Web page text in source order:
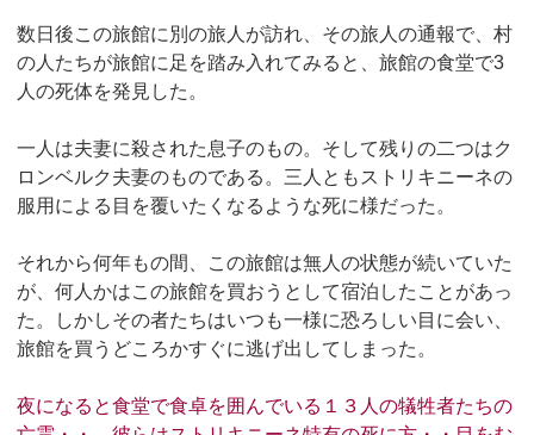
数日後この旅館に別の旅人が訪れ、その旅人の通報で、村
の人たちが旅館に足を踏み入れてみると、旅館の食堂で3
人の死体を発見した。
一人は夫妻に殺された息子のもの。そして残りの二つはク
ロンベルク夫妻のものである。三人ともストリキニーネの
服用による目を覆いたくなるような死に様だった。
それから何年もの間、この旅館は無人の状態が続いていた
が、何人かはこの旅館を買おうとして宿泊したことがあっ
た。しかしその者たちはいつも一様に恐ろしい目に会い、
旅館を買うどころかすぐに逃げ出してしまった。
夜になると食堂で食卓を囲んでいる１３人の犠牲者たちの